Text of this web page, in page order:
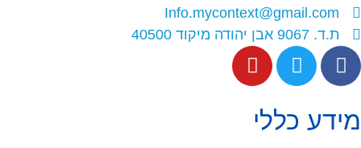
Info.mycontext@gmail.com
ת.ד. 9067 אבן יהודה מיקוד 40500
מידע כללי